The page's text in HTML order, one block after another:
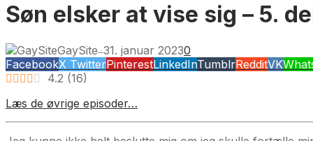
Søn elsker at vise sig – 5.
GaySite—31. januar 20230
FacebookX TwitterPinterestLinkedInTumblrRedditVK
4.2 (16)
Læs de øvrige episoder…